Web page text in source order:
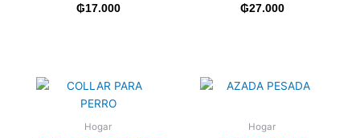
₲17.000 ₲27.000
Hogar Hogar